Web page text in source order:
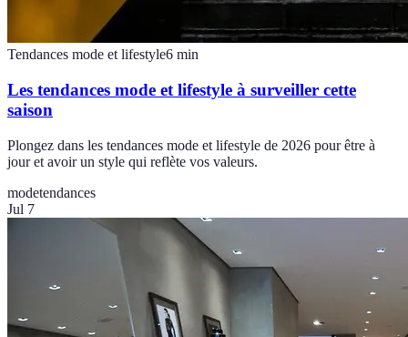
Tendances mode et lifestyle6 min
Les tendances mode et lifestyle à surveiller cette
saison
Plongez dans les tendances mode et lifestyle de 2026 pour être à
jour et avoir un style qui reflète vos valeurs.
modetendances
Jul 7